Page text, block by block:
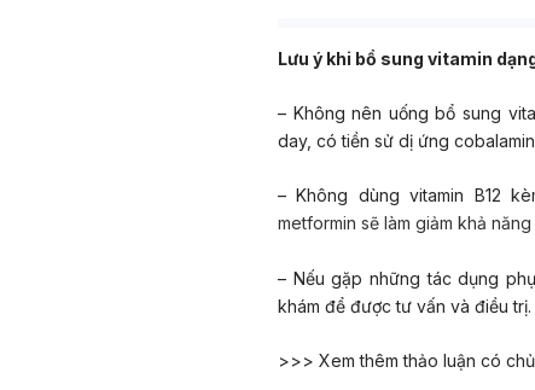
Lưu ý khi bổ sung vitamin
– Không nên uống bổ sung
day, có tiền sử dị ứng
– Không dùng vitamin B12
metformin sẽ làm giảm khả
– Nếu gặp những tác dụng
khám để được tư vấn và điều trị.
>>> Xem thêm thảo luận có